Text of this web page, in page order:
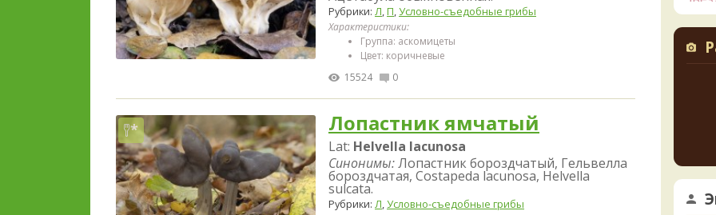
Рубрики: Л,П,Условно-съедобные грибы
Характеристики:
Группа: аскомицеты
Цвет: коричневые
15524
0
Лопастник ямчатый
Lat: Helvella lacunosa
Синонимы:Лопастник бороздчатый, Гельвелла
бороздчатая, Costapeda lacunosa, Helvella
sulcata.
Рубрики: Л,Условно-съедобные грибы
но